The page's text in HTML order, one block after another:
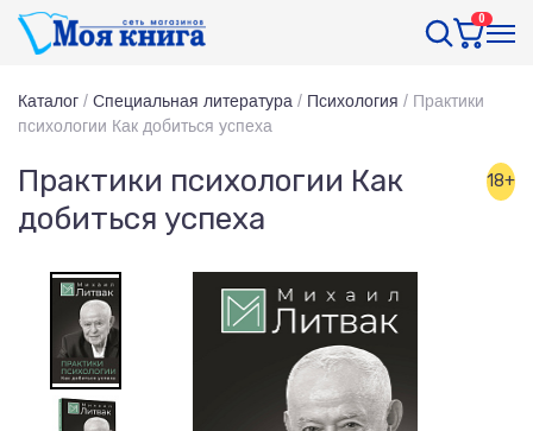
0
Каталог / Специальная литература / Психология / Практики
психологии Как добиться успеха
Практики психологии Как
добиться успеха
18+